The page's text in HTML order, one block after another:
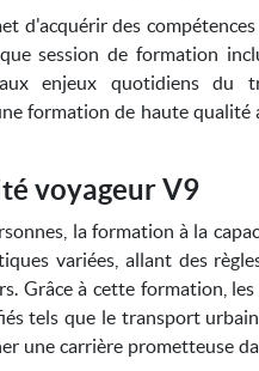
d'acquérir des
session de formation
enjeux quotidiens du
formation de haute qualité
voyageur V9
la formation à la
variées, allant des
Grâce à cette formation,
tels que le transport
une carrière prometteuse